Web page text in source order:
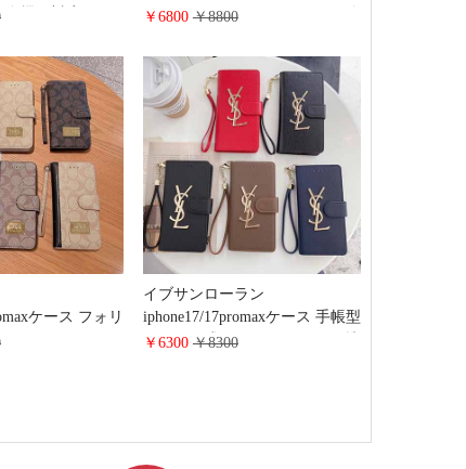
機種対応ケー
式 手帳型 カー
ブランド ギャラ
s23ケース 財布一
ゃれ
スマートフォンカバーショルダ
chanel iphone16pro/15ケース 手
帳型 スライド式 高级感
iphone14/13/12ケース 女性用 斜
めがけ galaxy s25/s24/s23カバー
財布型 ミニバッグ ハイ ブラン
ド
￥6800 ￥8800
ケース フォリ
カバー スライド
galaxy スマホカ
イブサンローラン
iphone17/17promaxケース 手帳型
スライド式 iphone16pro/16plus携
￥6300 ￥8300